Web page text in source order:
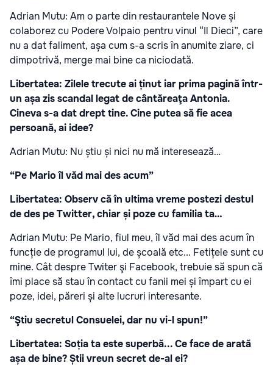
Adrian Mutu: Am o parte din restaurantele Nove și
colaborez cu Podere Volpaio pentru vinul “Il Dieci”, care
nu a dat faliment, așa cum s-a scris în anumite ziare, ci
dimpotrivă, merge mai bine ca niciodată.
Libertatea: Zilele trecute ai ținut iar prima pagină într-
un așa zis scandal legat de cântăreaţa Antonia.
Cineva s-a dat drept tine. Cine putea să fie acea
persoană, ai idee?
Adrian Mutu: Nu știu și nici nu mă interesează…
“Pe Mario îl văd mai des acum”
Libertatea: Observ că în ultima vreme postezi destul
de des pe Twitter, chiar și poze cu familia ta…
Adrian Mutu: Pe Mario, fiul meu, îl văd mai des acum în
funcție de programul lui, de școală etc... Fetițele sunt cu
mine. Cât despre Twiter şi Facebook, trebuie să spun că
îmi place să stau în contact cu fanii mei și împart cu ei
poze, idei, păreri și alte lucruri interesante.
“Ştiu secretul Consuelei, dar nu vi-l spun!”
Libertatea: Soția ta este superbă... Ce face de arată
așa de bine? Știi vreun secret de-al ei?